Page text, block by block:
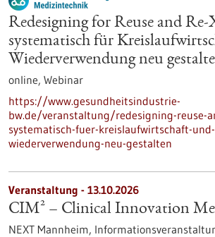
Redesigning for Reuse and
systematisch für
Wiederverwendung neu
online, Webinar
https://www.gesundheitsindustrie-
bw.de/veranstaltung/redesigning-reuse-
systematisch-fuer-kreislaufwirtschaft-und-
wiederverwendung-neu-gestalten
Veranstaltung - 13.10.2026
CIM² – Clinical Innovation
NEXT Mannheim,